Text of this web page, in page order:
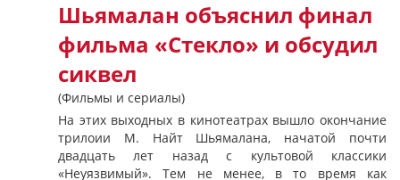
Шьямалан объяснил финал
фильма «Стекло» и обсудил
сиквел
(Фильмы и сериалы)
На этих выходных в кинотеатрах вышло окончание
трилоии М. Найт Шьямалана, начатой ​​почти
двадцать лет назад с культовой классики
«Неуязвимый». Тем не менее, в то время как